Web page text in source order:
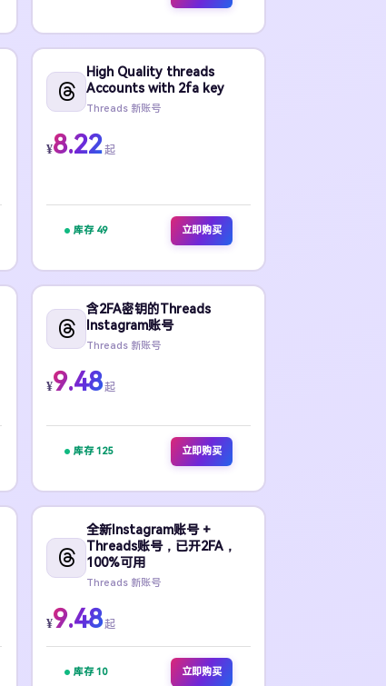
High Quality threads
Accounts with 2fa key
Threads 新账号
¥8.22起
库存 49 立即购买
含2FA密钥的Threads
Instagram账号
Threads 新账号
¥9.48起
库存 125 立即购买
全新Instagram账号 +
Threads账号，已开2FA，
100%可用
Threads 新账号
¥9.48起
库存 10 立即购买